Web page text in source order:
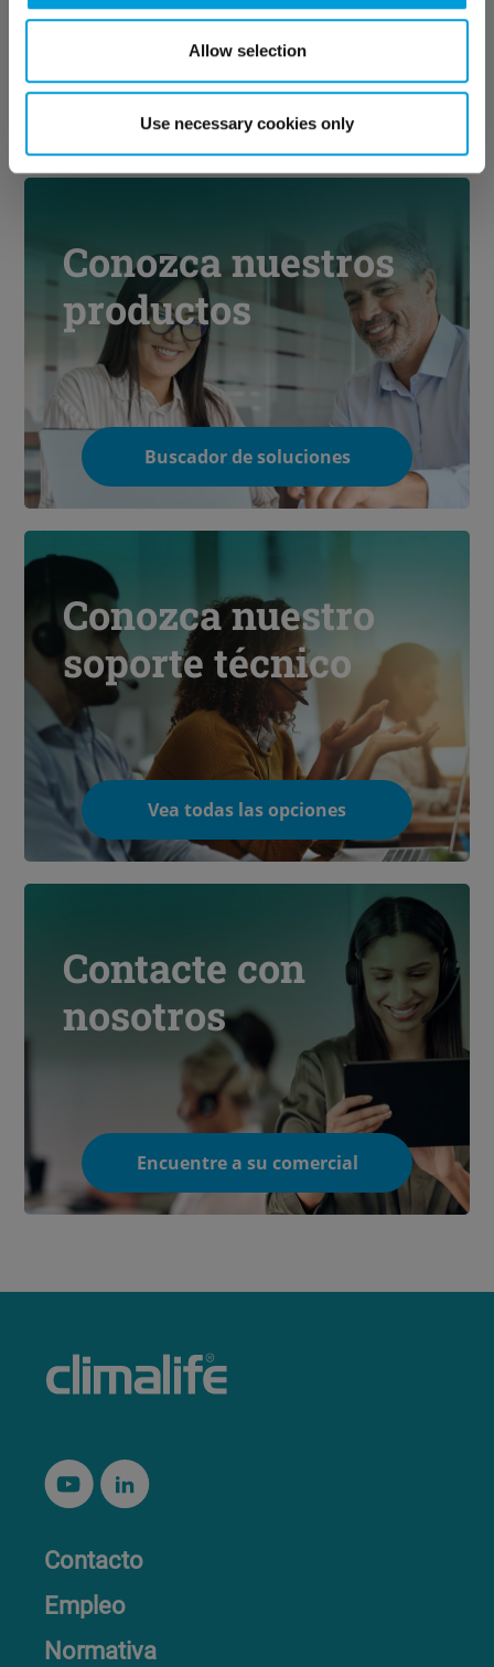
Allow selection
Use necessary cookies only
° Celsius = (°F – 32) x 5/9
° Celsius = T (Kelvin) – 273,15
Conozca nuestros
productos
Buscador de soluciones
Conozca nuestro
soporte técnico
Vea todas las opciones
Contacte con
nosotros
Encuentre a su comercial
Contacto
Empleo
Normativa